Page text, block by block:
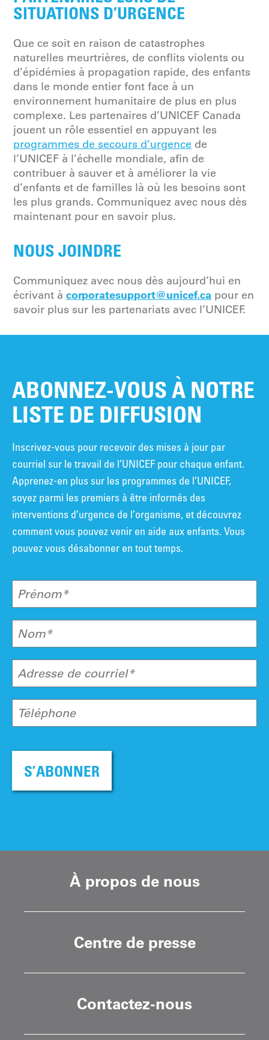
SITUATIONS D’URGENCE
Que ce soit en raison de catastrophes
naturelles meurtrières, de conflits violents ou
d’épidémies à propagation rapide, des enfants
dans le monde entier font face à un
environnement humanitaire de plus en plus
complexe. Les partenaires d’UNICEF Canada
jouent un rôle essentiel en appuyant les
programmes de secours d’urgence de
l’UNICEF à l’échelle mondiale, afin de
contribuer à sauver et à améliorer la vie
d’enfants et de familles là où les besoins sont
les plus grands. Communiquez avec nous dès
maintenant pour en savoir plus.
NOUS JOINDRE
Communiquez avec nous dès aujourd’hui en
écrivant àcorporatesupport@unicef.ca pour en
savoir plus sur les partenariats avec l’UNICEF.
ABONNEZ-VOUS À NOTRE
LISTE DE DIFFUSION
Inscrivez-vous pour recevoir des mises à jour par
courriel sur le travail de l’UNICEF pour chaque enfant.
Apprenez-en plus sur les programmes de l’UNICEF,
soyez parmi les premiers à être informés des
interventions d’urgence de l’organisme, et découvrez
comment vous pouvez venir en aide aux enfants. Vous
pouvez vous désabonner en tout temps.
Prénom*
Nom*
Adresse de courriel*
Téléphone
S’ABONNER
À propos de nous
Centre de presse
Contactez-nous